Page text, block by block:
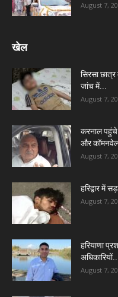
August 7,
खेल
सिरसा
जांच में...
August 7,
करनाल पहुंचे
और
August 7,
हरिद्वार में
August 7,
हरियाणा
August 7,